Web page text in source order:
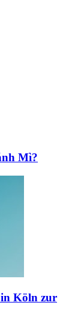
Mì?
Köln zur